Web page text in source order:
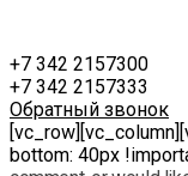
+7 342 2157300
+7 342 2157333
Обратный звонок
bottom: 40px